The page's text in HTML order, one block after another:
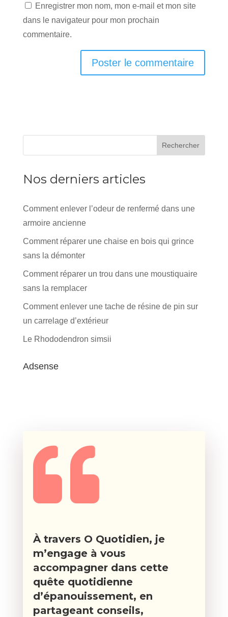
Enregistrer mon nom, mon e-mail et mon site
dans le navigateur pour mon prochain
commentaire.
Rechercher
Nos derniers articles
Comment enlever l’odeur de renfermé dans une
armoire ancienne
Comment réparer une chaise en bois qui grince
sans la démonter
Comment réparer un trou dans une moustiquaire
sans la remplacer
Comment enlever une tache de résine de pin sur
un carrelage d’extérieur
Le Rhododendron simsii
Adsense

À travers O Quotidien, je
m’engage à vous
accompagner dans cette
quête quotidienne
d’épanouissement, en
partageant conseils,